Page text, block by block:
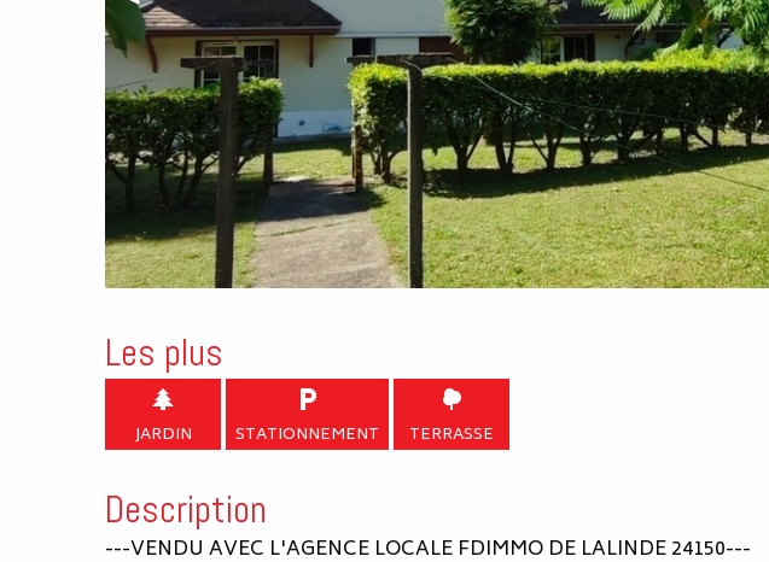
Les plus
JARDIN STATIONNEMENT TERRASSE
Description
---VENDU AVEC L'AGENCE LOCALE FDIMMO DE LALINDE 24150---